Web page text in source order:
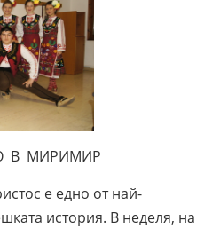
е едно от най-
история. В неделя, на